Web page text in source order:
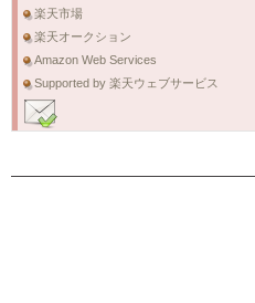
楽天市場
楽天オークション
Amazon Web Services
Supported by 楽天ウェブサービス